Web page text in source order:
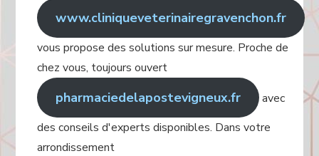
www.cliniqueveterinairegravenchon.fr
vous propose des solutions sur mesure. Proche de
chez vous, toujours ouvert
pharmaciedelapostevigneux.fr
avec
des conseils d'experts disponibles. Dans votre
arrondissement